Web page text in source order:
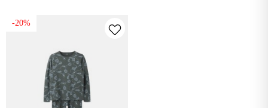
-20%